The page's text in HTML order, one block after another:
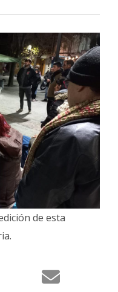
de esta